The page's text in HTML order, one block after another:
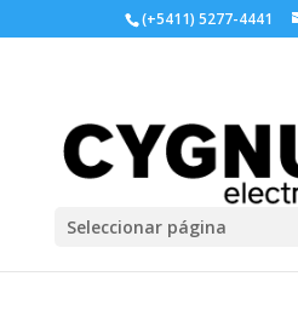
(+5411) 5277-4441
Seleccionar página